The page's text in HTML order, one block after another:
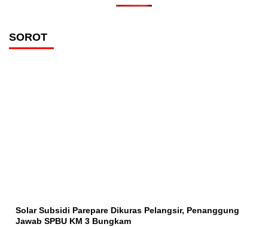
SOROT
Solar Subsidi Parepare Dikuras Pelangsir, Penanggung
Jawab SPBU KM 3 Bungkam